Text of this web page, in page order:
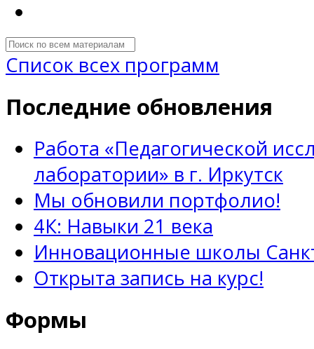
Список всех программ
Последние обновления
Работа «Педагогической
лаборатории» в г. Иркутск
Мы обновили портфолио!
4К: Навыки 21 века
Инновационные школы
Открыта запись на курс!
Формы